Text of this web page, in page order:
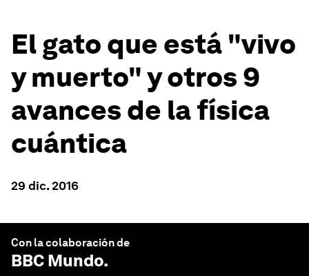
El gato que está "vivo
y muerto" y otros 9
avances de la física
cuántica
29 dic. 2016
Con la colaboración de
BBC Mundo.